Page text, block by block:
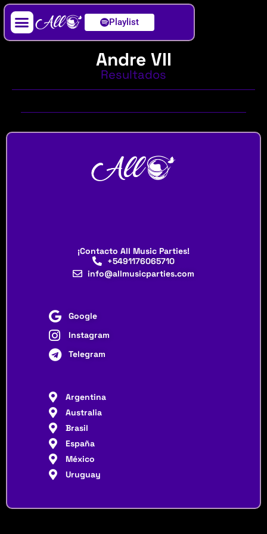
Playlist
Andre VII
Resultados
¡Contacto All Music Parties!
+5491176065710
info@allmusicparties.com
Google
Instagram
Telegram
Argentina
Australia
Brasil
España
México
Uruguay